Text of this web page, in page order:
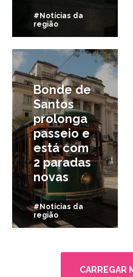
#Notícias da
região
28/07/2025
Bonde de
Santos
prolonga
passeio e
está com
2 paradas
novas
#Notícias da
região
CARREGAR